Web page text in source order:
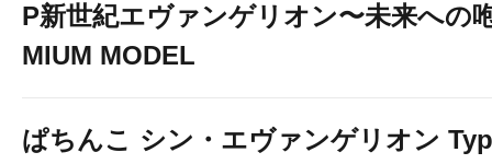
P新世紀エヴァンゲリオン〜未来への
MIUM MODEL
ぱちんこ シン・エヴァンゲリオン